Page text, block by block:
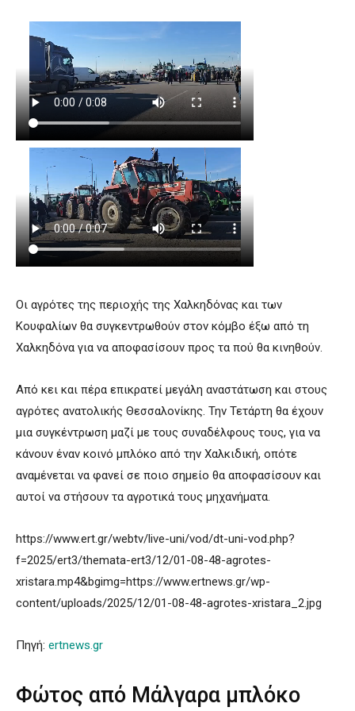
Οι αγρότες της περιοχής της Χαλκηδόνας και των
Κουφαλίων θα συγκεντρωθούν στον κόμβο έξω από τη
Χαλκηδόνα για να αποφασίσουν προς τα πού θα κινηθούν.
Από κει και πέρα επικρατεί μεγάλη αναστάτωση και στους
αγρότες ανατολικής Θεσσαλονίκης. Την Τετάρτη θα έχουν
μια συγκέντρωση μαζί με τους συναδέλφους τους, για να
κάνουν έναν κοινό μπλόκο από την Χαλκιδική, οπότε
αναμένεται να φανεί σε ποιο σημείο θα αποφασίσουν και
αυτοί να στήσουν τα αγροτικά τους μηχανήματα.
https://www.ert.gr/webtv/live-uni/vod/dt-uni-vod.php?
f=2025/ert3/themata-ert3/12/01-08-48-agrotes-
xristara.mp4&bgimg=https://www.ertnews.gr/wp-
content/uploads/2025/12/01-08-48-agrotes-xristara_2.jpg
Πηγή: ertnews.gr
Φώτος από Μάλγαρα μπλόκο